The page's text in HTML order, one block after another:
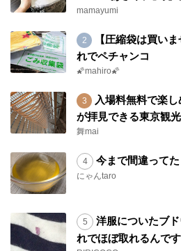
mamayumi
【圧縮袋は買い
れでペチャンコ
🌠mahiro🌠
入場料無料で楽
が拝見できる東京観光
舞mai
今まで間違って
にゃんtaro
洋服についたブ
れでほぼ取れるんです